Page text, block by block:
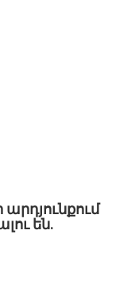
արդյունքում
են.